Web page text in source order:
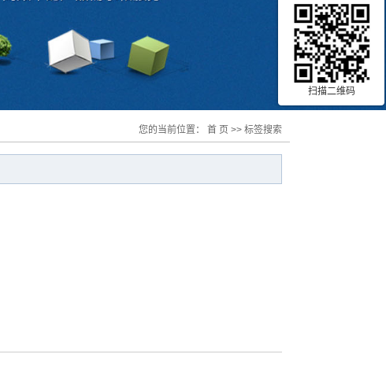
您的当前位置： 首 页 >> 标签搜索
扫描二维码